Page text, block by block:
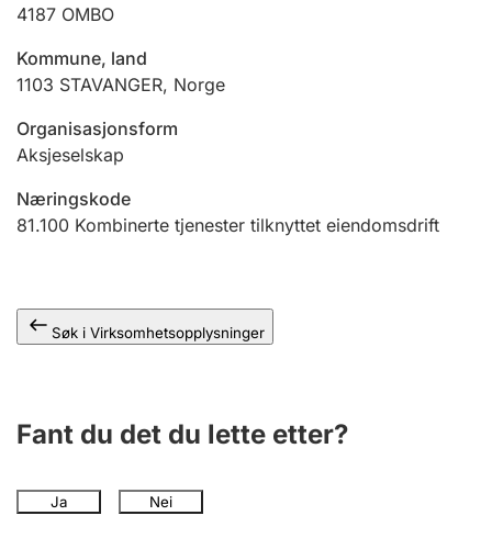
Jeger
Ektepaktveileder
Offentlig sektor
4187 OMBO
Kommune, land
1103 STAVANGER, Norge
Organisasjonsform
Aksjeselskap
Næringskode
81.100 Kombinerte tjenester tilknyttet eiendomsdrift
Søk i Virksomhetsopplysninger
Fant du det du lette etter?
Ja Nei